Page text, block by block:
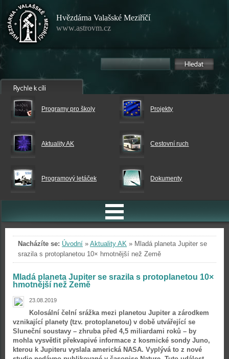
Hvězdárna Valašské Meziříčí
www.astrovm.cz
Programy pro školy Projekty
Aktuality AK Cestovní ruch
Programový letáček Dokumenty
Nacházíte se: Úvodní » Aktuality AK » Mladá planeta Jupiter se
srazila s protoplanetou 10× hmotnější než Země
Mladá planeta Jupiter se srazila s protoplanetou 10×
hmotnější než Země
23.08.2019
Kolosální čelní srážka mezi planetou Jupiter a zárodkem
vznikající planety (tzv. protoplanetou) v době utvářející se
Sluneční soustavy – zhruba před 4,5 miliardami roků – by
mohla vysvětlit překvapivé informace z kosmické sondy Juno,
kterou k Jupiteru vyslala americká NASA. Vyplývá to z nové